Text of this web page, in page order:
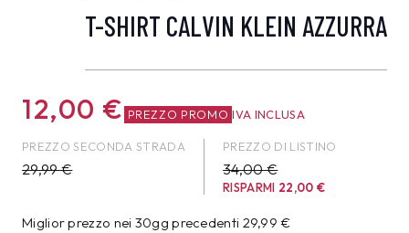
T-SHIRT CALVIN KLEIN AZZURRA
12,00 € PREZZO PROMO IVA INCLUSA
PREZZO SECONDA STRADA
29,99€
PREZZO DI LISTINO
34,00 €
RISPARMI 22,00€
Miglior prezzo nei 30gg precedenti 29,99€